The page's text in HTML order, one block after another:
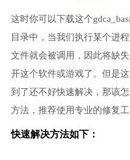
这时你可以下载这个
目录中，当我们执行某个进
文件就会被调用，因此将缺
开这个软件或游戏了。但是
到了还不好快速解决，那该
方法，推荐使用专业的修复
快速解决方法如下：